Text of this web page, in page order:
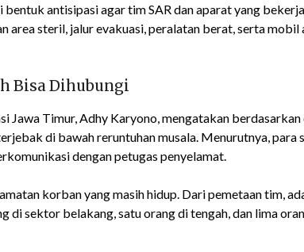
bentuk antisipasi agar tim SAR dan aparat yang
area steril, jalur evakuasi, peralatan berat, serta
Bisa Dihubungi
Jawa Timur, Adhy Karyono, mengatakan
di bawah reruntuhan musala. Menurutnya,
dengan petugas penyelamat.
korban yang masih hidup. Dari pemetaan tim,
di sektor belakang, satu orang di tengah, dan lima